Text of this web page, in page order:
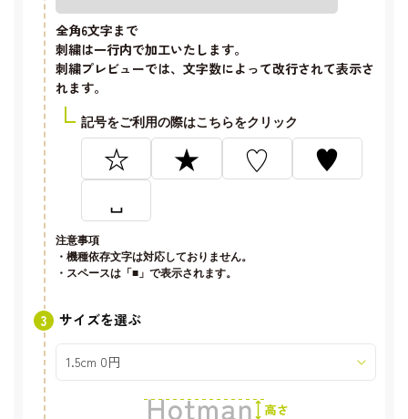
全角6文字まで
刺繍は一行内で加工いたします。
刺繍プレビューでは、文字数によって改行されて表示さ
れます。
記号をご利用の際はこちらをクリック
☆ ★ ♡
♥
␣
注意事項
・機種依存文字は対応しておりません。
・スペースは「■」で表示されます。
サイズを選ぶ